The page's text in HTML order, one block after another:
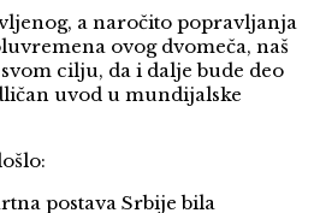
a naročito popravljanja
ovog dvomeča, naš
cilju, da i dalje bude deo
uvod u mundijalske
postava Srbije bila